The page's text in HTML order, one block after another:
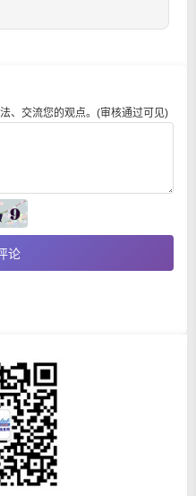
、交流您的观点。(审核通过可见)
论